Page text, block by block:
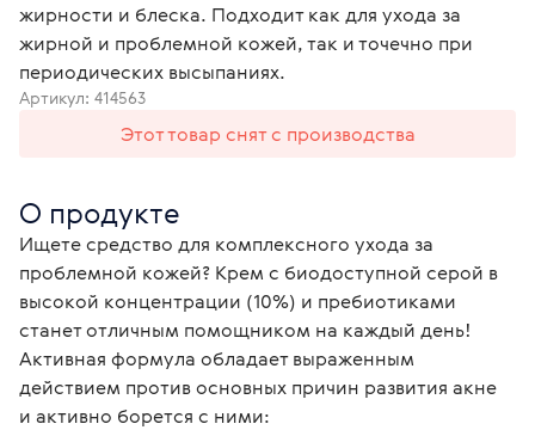
жирности и блеска. Подходит как для ухода за
жирной и проблемной кожей, так и точечно при
периодических высыпаниях.
Артикул: 414563
Этот товар снят с производства
О продукте
Ищете средство для комплексного ухода за
проблемной кожей? Крем с биодоступной серой в
высокой концентрации (10%) и пребиотиками
станет отличным помощником на каждый день!
Активная формула обладает выраженным
действием против основных причин развития акне
и активно борется с ними: